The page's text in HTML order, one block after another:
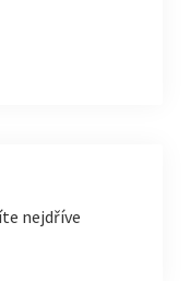
nejdříve